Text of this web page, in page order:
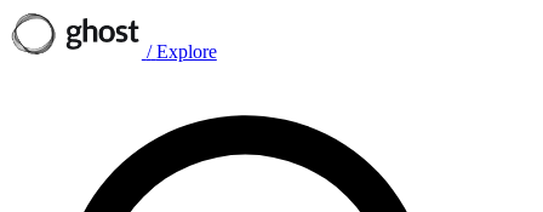
/ Explore